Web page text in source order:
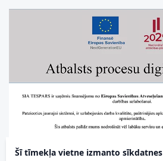
Šī tīmekļa vietne izmanto sīkdatnes